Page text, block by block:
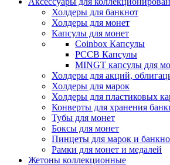
Холдеры для банкнот
Холдеры для монет
Капсулы для монет
Coinbox Капсулы
РССВ Капсулы
MINGT капсулы для
Холдеры для акций,
Холдеры для марок
Холдеры для пластиковых
Конверты для хранения
Тубы для монет
Боксы для монет
Пинцеты для марок и
Рамки для монет и медалей
Жетоны коллекционные